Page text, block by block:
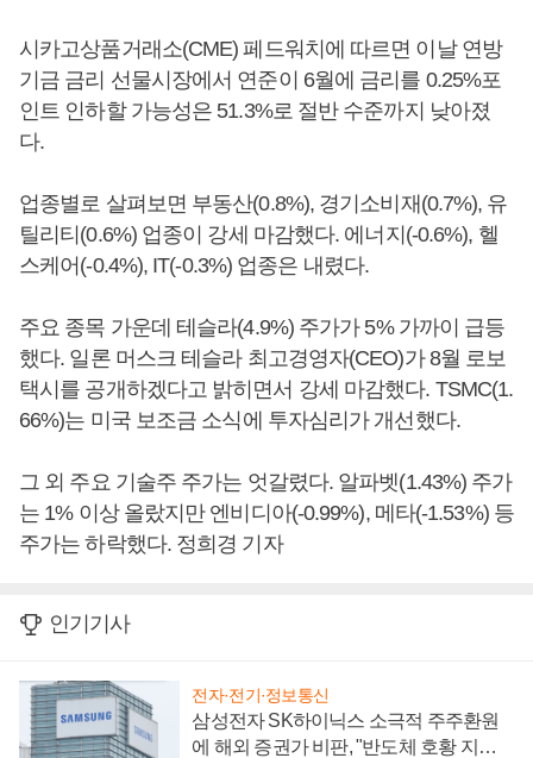
시카고상품거래소(CME) 페드워치에 따르면 이날 연방
기금 금리 선물시장에서 연준이 6월에 금리를 0.25%포
인트 인하할 가능성은 51.3%로 절반 수준까지 낮아졌
다.
업종별로 살펴보면 부동산(0.8%), 경기소비재(0.7%), 유
틸리티(0.6%) 업종이 강세 마감했다. 에너지(-0.6%), 헬
스케어(-0.4%), IT(-0.3%) 업종은 내렸다.
주요 종목 가운데 테슬라(4.9%) 주가가 5% 가까이 급등
했다. 일론 머스크 테슬라 최고경영자(CEO)가 8월 로보
택시를 공개하겠다고 밝히면서 강세 마감했다. TSMC(1.
66%)는 미국 보조금 소식에 투자심리가 개선했다.
그 외 주요 기술주 주가는 엇갈렸다. 알파벳(1.43%) 주가
는 1% 이상 올랐지만 엔비디아(-0.99%), 메타(-1.53%) 등
주가는 하락했다. 정희경 기자
인기기사
전자·전기·정보통신
삼성전자 SK하이닉스 소극적 주주환원
에 해외 증권가 비판, "반도체 호황 지속